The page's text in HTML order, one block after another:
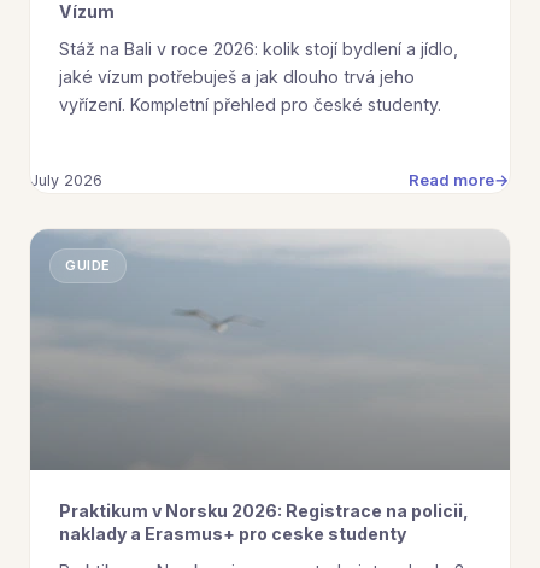
Vízum
Stáž na Bali v roce 2026: kolik stojí bydlení a jídlo,
jaké vízum potřebuješ a jak dlouho trvá jeho
vyřízení. Kompletní přehled pro české studenty.
July 2026 Read more
GUIDE
Praktikum v Norsku 2026: Registrace na policii,
naklady a Erasmus+ pro ceske studenty